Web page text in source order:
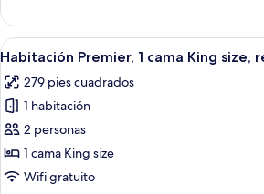
con
acceso
para
personas
discapacitadas,
chimenea
Premium,
cama
size,
con
acceso
para
personas
discapacitadas,
chimenea
Abrir
todas
las
fotos
de
Habitación
Premier,
Una
1
Habitación Premier, 1 cama King size,
279 pies cuadrados
1 habitación
2 personas
1 cama King size
Wifi gratuito